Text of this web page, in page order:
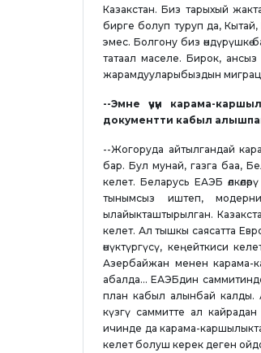
Казакстан. Биз тарыхый
бирге болуп туруп да, Кытай,
эмес. Болгону биз
татаал маселе. Бирок,
жарамдууларыбыздын
--Эмне үчүн карама-
документти кабыл
--Жогоруда айтылгандай
бар. Бул мунай, газга баа,
келет. Беларусь ЕАЭБ
тынымсыз иштеп,
ылайыкташтырылган.
келет. Ал тышкы саясатта
өнүктүргүсү, кеңейткиси
Азербайжан менен карама-
абалда... ЕАЭБдин
план кабыл алынбай калды.
күзгү саммитте ал
ичинде да карама-
келет болуш керек деген